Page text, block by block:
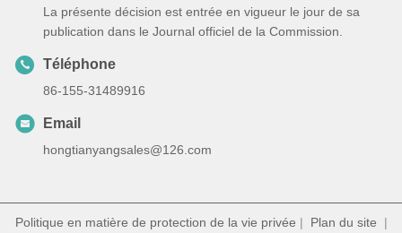
La présente décision est entrée en vigueur le jour de sa
publication dans le Journal officiel de la Commission.
Téléphone
86-155-31489916
Email
hongtianyangsales@126.com
Politique en matière de protection de la vie privée | Plan du site |